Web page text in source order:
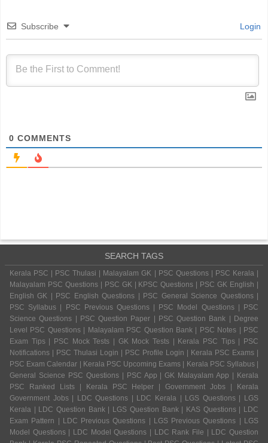
Subscribe Login
0 COMMENTS
SEARCH TAGS
Kerala PSC | PSC Thulasi | Malayalam GK | PSC Questions | PSC Kerala |
Malayalam PSC Questions | PSC GK | KPSC Questions | PSC GK English |
English GK | PSC English Questions | PSC General Science Questions |
PSC Syllabus | PSC Previous Questions | PSC Model Questions | PSC
Science Questions | PSC Question Paper | PSC Question Bank | Degree
Level PSC Questions | Malayalam PSC Question Bank | PSC Notes | PSC
Exam Tips | PSC Mock Tests | GK Mock Tests | Kerala PSC Tips | PSC
Notifications | PSC Thulasi Login | PSC Profile Login | Kerala PSC Exams |
PSC Exam Calendar | Kerala PSC Upcoming Exams | Kerala PSC Syllabus |
General Science PSC Questions | PSC App | GK Malayalam App | Kerala
PSC Ranked Lists | Kerala PSC Helper | Government Jobs | Kerala
Government Jobs | LDC Questions | LDC Kerala | LGS Questions | LGS
Kerala | LDC Question Bank | LGS Question Bank | KAS Questions | LDC
Exam Pattern | LDC Previous Questions | LGS Previous Questions | LGS
Model Questions | LDC Model Questions | LDC Rank File | LDC Question